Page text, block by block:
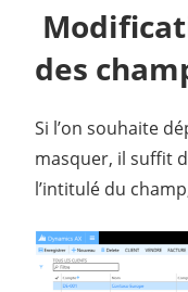
des
Si l’on souhaite
masquer, il suffit
l’intitulé du